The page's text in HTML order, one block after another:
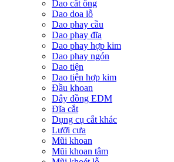
Dao cắt ống
Dao doa lỗ
Dao phay cầu
Dao phay đĩa
Dao phay hợp kim
Dao phay ngón
Dao tiện
Dao tiện hợp kim
Đầu khoan
Dây đồng EDM
Đĩa cắt
Dụng cụ cắt khác
Lưỡi cưa
Mũi khoan
Mũi khoan tâm